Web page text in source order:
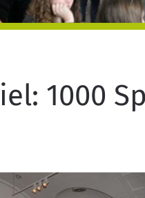
1000